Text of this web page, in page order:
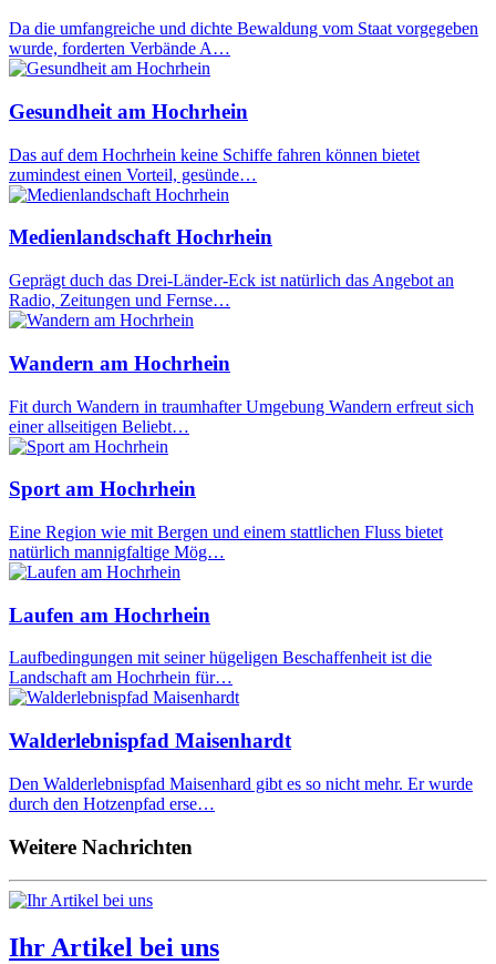
Da die umfangreiche und dichte Bewaldung vom Staat vorgegeben
wurde, forderten Verbände A…
Gesundheit am Hochrhein
Das auf dem Hochrhein keine Schiffe fahren können bietet
zumindest einen Vorteil, gesünde…
Medienlandschaft Hochrhein
Geprägt duch das Drei-Länder-Eck ist natürlich das Angebot an
Radio, Zeitungen und Fernse…
Wandern am Hochrhein
Fit durch Wandern in traumhafter Umgebung Wandern erfreut sich
einer allseitigen Beliebt…
Sport am Hochrhein
Eine Region wie mit Bergen und einem stattlichen Fluss bietet
natürlich mannigfaltige Mög…
Laufen am Hochrhein
Laufbedingungen mit seiner hügeligen Beschaffenheit ist die
Landschaft am Hochrhein für…
Walderlebnispfad Maisenhardt
Den Walderlebnispfad Maisenhard gibt es so nicht mehr. Er wurde
durch den Hotzenpfad erse…
Weitere Nachrichten
Ihr Artikel bei uns